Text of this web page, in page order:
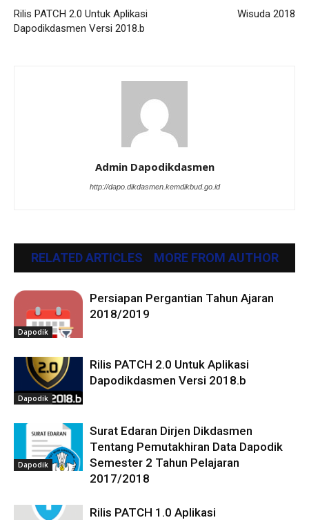
Rilis PATCH 2.0 Untuk Aplikasi
Dapodikdasmen Versi 2018.b
Wisuda 2018
Admin Dapodikdasmen
http://dapo.dikdasmen.kemdikbud.go.id
RELATED ARTICLES MORE FROM AUTHOR
Dapodik
Persiapan Pergantian Tahun Ajaran
2018/2019
Dapodik
Rilis PATCH 2.0 Untuk Aplikasi
Dapodikdasmen Versi 2018.b
Dapodik
Surat Edaran Dirjen Dikdasmen
Tentang Pemutakhiran Data Dapodik
Semester 2 Tahun Pelajaran
2017/2018
Rilis PATCH 1.0 Aplikasi